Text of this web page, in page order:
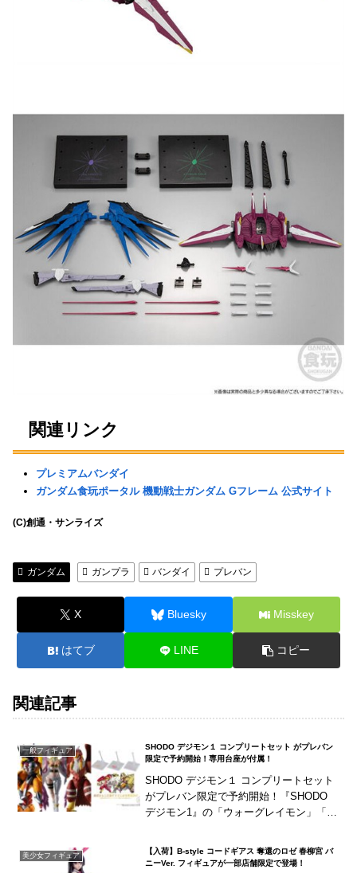
関連リンク
プレミアムバンダイ
ガンダム食玩ポータル 機動戦士ガンダム Gフレーム 公式サイト
(C)創通・サンライズ
ガンダム ガンプラ バンダイ プレバン
X Bluesky Misskey
はてブ LINE コピー
関連記事
一般フィギュア
SHODO デジモン１ コンプリートセット がプレバン
限定で予約開始！専用台座が付属！
SHODO デジモン１ コンプリートセット
がプレバン限定で予約開始！『SHODO
デジモン1』の「ウォーグレイモン」「エ
用で...
美少女フィギュア
【入荷】B-style コードギアス 奪還のロゼ 春柳宮 バ
ニーVer. フィギュアが一部店舗限定で登場！